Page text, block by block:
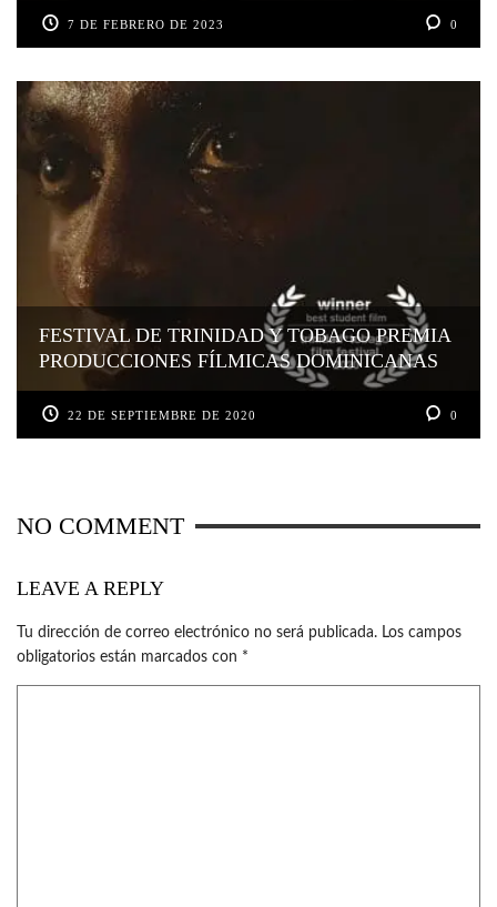
7 DE FEBRERO DE 2023 0
FESTIVAL DE TRINIDAD Y TOBAGO PREMIA
PRODUCCIONES FÍLMICAS DOMINICANAS
22 DE SEPTIEMBRE DE 2020 0
NO COMMENT
LEAVE A REPLY
Tu dirección de correo electrónico no será publicada. Los campos
obligatorios están marcados con *